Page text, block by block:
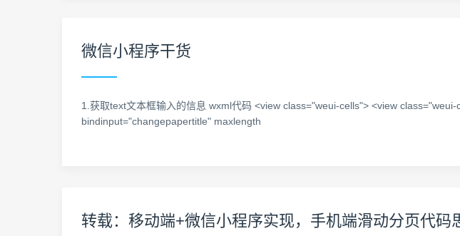
微信小程序干货
1.获取text文本框输入的信息 wxml代码 <view class="weui-cells"> <view
bindinput="changepapertitle" maxlength
转载：移动端+微信小程序实现，手机端滑动分页代码